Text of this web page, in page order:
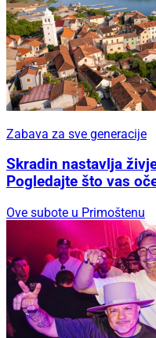
Zabava za sve generacije
Skradin nastavlja
Pogledajte što vas
Ove subote u Primoštenu